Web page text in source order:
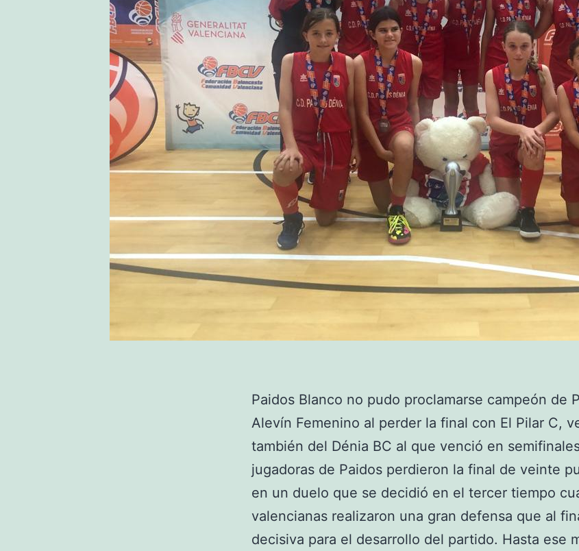
Paidos Blanco no pudo proclamarse campeón de
Alevín Femenino al perder la final con El Pilar C,
también del Dénia BC al que venció en
jugadoras de Paidos perdieron la final de veinte
en un duelo que se decidió en el tercer tiempo
valencianas realizaron una gran defensa que al
decisiva para el desarrollo del partido. Hasta ese